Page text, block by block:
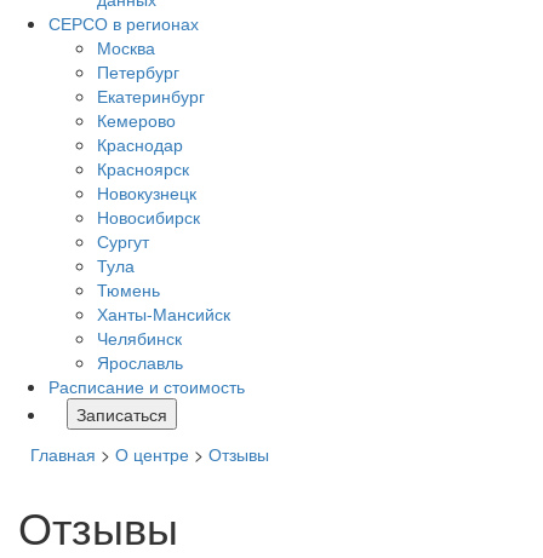
СЕРСО в регионах
Москва
Петербург
Екатеринбург
Кемерово
Краснодар
Красноярск
Новокузнецк
Новосибирск
Сургут
Тула
Тюмень
Ханты-Мансийск
Челябинск
Ярославль
Расписание и стоимость
Записаться
Главная > О центре > Отзывы
Отзывы